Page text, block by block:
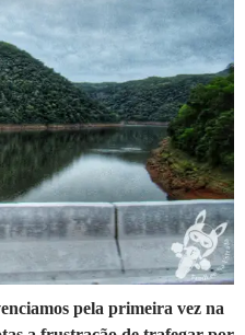
pela primeira vez na